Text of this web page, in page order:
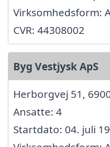
Virksomhedsform:
CVR: 44308002
Byg Vestjysk ApS
Herborgvej 51,
Ansatte: 4
Startdato: 04. juli